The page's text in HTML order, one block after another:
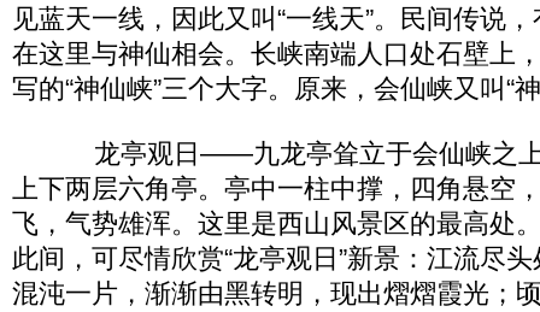
见蓝天一线，因此又叫“一线天”。民间传说
在这里与神仙相会。长峡南端人口处石壁上
写的“神仙峡”三个大字。原来，会仙峡又叫“
龙亭观日——九龙亭耸立于会仙峡之上
上下两层六角亭。亭中一柱中撑，四角悬空
飞，气势雄浑。这里是西山风景区的最高处
此间，可尽情欣赏“龙亭观日”新景：江流尽
混沌一片，渐渐由黑转明，现出熠熠霞光；